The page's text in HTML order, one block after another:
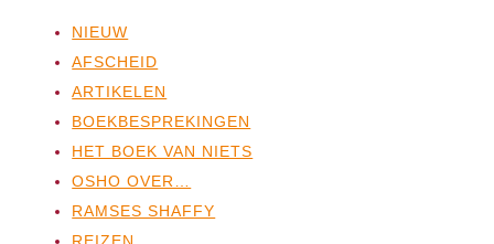
NIEUW
AFSCHEID
ARTIKELEN
BOEKBESPREKINGEN
HET BOEK VAN NIETS
OSHO OVER…
RAMSES SHAFFY